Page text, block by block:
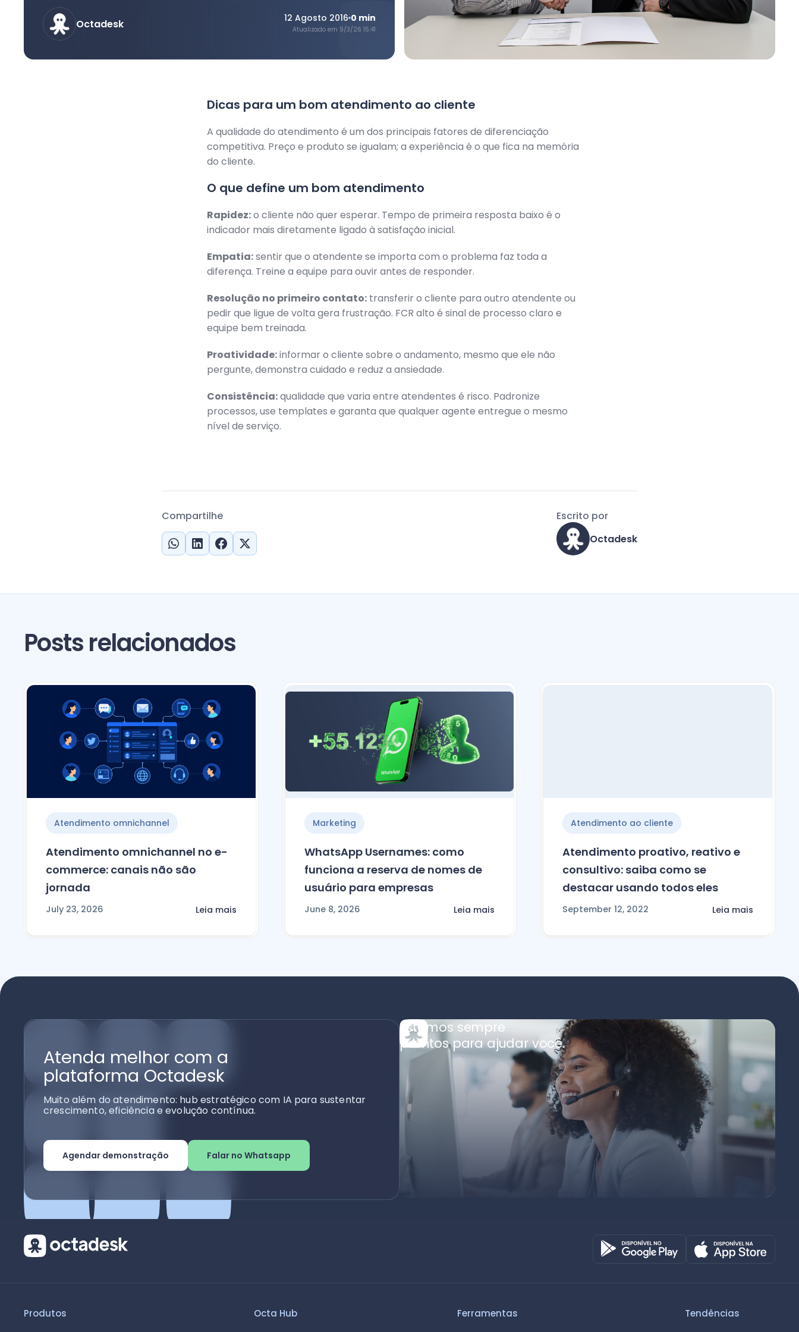
Octadesk 12 Agosto 2016 0 min
Atualizado em 9/3/26 15:41
Dicas para um bom atendimento ao cliente
A qualidade do atendimento é um dos principais fatores de diferenciação
competitiva. Preço e produto se igualam; a experiência é o que fica na memória
do cliente.
O que define um bom atendimento
Rapidez:o cliente não quer esperar. Tempo de primeira resposta baixo é o
indicador mais diretamente ligado à satisfação inicial.
Empatia:sentir que o atendente se importa com o problema faz toda a
diferença. Treine a equipe para ouvir antes de responder.
Resolução no primeiro contato: transferir o cliente para outro atendente ou
pedir que ligue de volta gera frustração. FCR alto é sinal de processo claro e
equipe bem treinada.
Proatividade:informar o cliente sobre o andamento, mesmo que ele não
pergunte, demonstra cuidado e reduz a ansiedade.
Consistência:qualidade que varia entre atendentes é risco. Padronize
processos, use templates e garanta que qualquer agente entregue o mesmo
nível de serviço.
Compartilhe
Escrito por
Octadesk
Posts relacionados
Atendimento omnichannel
Atendimento omnichannel no e-
commerce: canais não são
jornada
July 23, 2026 Leia mais
Marketing
WhatsApp Usernames: como
funciona a reserva de nomes de
usuário para empresas
June 8, 2026 Leia mais
Atendimento ao cliente
Atendimento proativo, reativo e
consultivo: saiba como se
destacar usando todos eles
September 12, 2022 Leia mais
Atenda melhor com a
plataforma Octadesk
Muito além do atendimento: hub estratégico com IA para sustentar
crescimento, eficiência e evolução contínua.
Agendar demonstração Falar no Whatsapp
Estamos sempre
prontos para ajudar você.
Produtos
Octa Hub
Ferramentas
Tendências
Octadesk
Online agora